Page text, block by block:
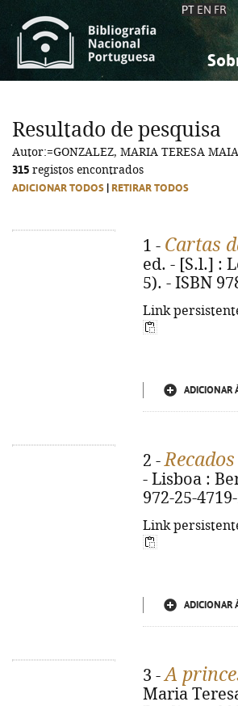
PT EN FR
Arte,
Arte,
Resultado de pesquisa
Autor:=GONZALEZ, MARIA TERESA
315 registos encontrados
ADICIONAR TODOS RETIRAR TODOS
1 - Cartas
ed. - [S.l.] :
5). - ISBN
Link
ADICIONAR
2 -
- Lisboa :
972-25-
Link
ADICIONAR
3 -A
Maria